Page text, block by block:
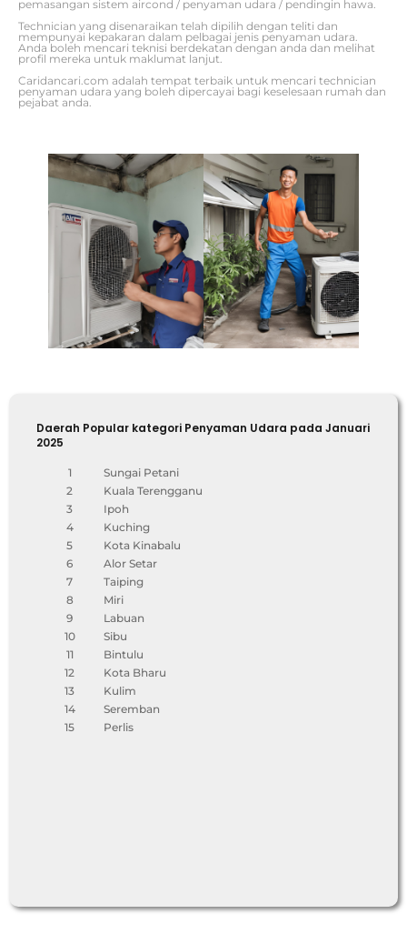
pemasangan sistem aircond / penyaman udara / pendingin hawa.
Technician yang disenaraikan telah dipilih dengan teliti dan
mempunyai kepakaran dalam pelbagai jenis penyaman udara.
Anda boleh mencari teknisi berdekatan dengan anda dan melihat
profil mereka untuk maklumat lanjut.
Caridancari.com adalah tempat terbaik untuk mencari technician
penyaman udara yang boleh dipercayai bagi keselesaan rumah dan
pejabat anda.
Daerah Popular kategori Penyaman Udara pada Januari
2025
1
Sungai Petani
2
Kuala Terengganu
3
Ipoh
4
Kuching
5
Kota Kinabalu
6
Alor Setar
7
Taiping
8
Miri
9
Labuan
10
Sibu
11
Bintulu
12
Kota Bharu
13
Kulim
14
Seremban
15
Perlis